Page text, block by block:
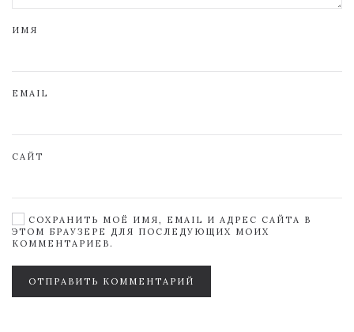
ИМЯ
EMAIL
САЙТ
СОХРАНИТЬ МОЁ ИМЯ, EMAIL И АДРЕС САЙТА В
ЭТОМ БРАУЗЕРЕ ДЛЯ ПОСЛЕДУЮЩИХ МОИХ
КОММЕНТАРИЕВ.
ОТПРАВИТЬ КОММЕНТАРИЙ